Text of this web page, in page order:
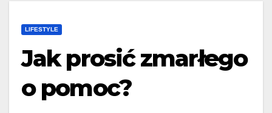
LIFESTYLE
Jak prosić zmarłego
o pomoc?